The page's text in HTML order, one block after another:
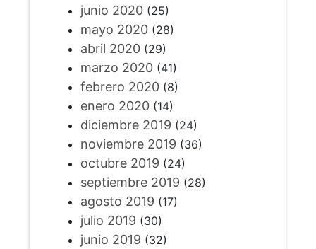
junio 2020(25)
mayo 2020(28)
abril 2020(29)
marzo 2020(41)
febrero 2020(8)
enero 2020(14)
diciembre 2019 (24)
noviembre 2019 (36)
octubre 2019 (24)
septiembre 2019 (28)
agosto 2019 (17)
julio 2019 (30)
junio 2019 (32)